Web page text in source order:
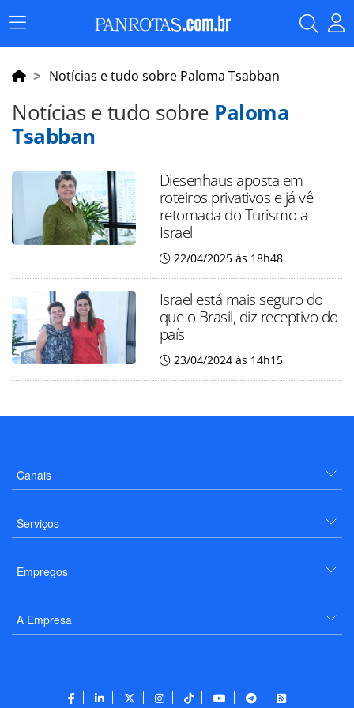
Menu
Principal
Notícias e tudo sobre Paloma Tsabban
Notícias e tudo sobre Paloma
Tsabban
Diesenhaus aposta em
roteiros privativos e já vê
retomada do Turismo a
Israel
22/04/2025 às 18h48
Israel está mais seguro do
que o Brasil, diz receptivo do
país
23/04/2024 às 14h15
Canais
Serviços
Empregos
A Empresa